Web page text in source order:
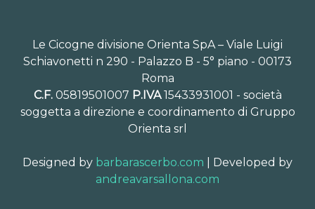
Le Cicogne divisione Orienta SpA – Viale Luigi
Schiavonetti n 290 - Palazzo B - 5° piano - 00173
Roma
C.F.05819501007 P.IVA15433931001 - società
soggetta a direzione e coordinamento di Gruppo
Orienta srl
Designed by barbarascerbo.com | Developed by
andreavarsallona.com